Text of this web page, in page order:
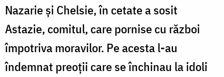
Nazarie şi Chelsie, în cetate a sosit
Astazie, comitul, care pornise cu război
împotriva moravilor. Pe acesta l-au
îndemnat preoţii care se închinau la idoli